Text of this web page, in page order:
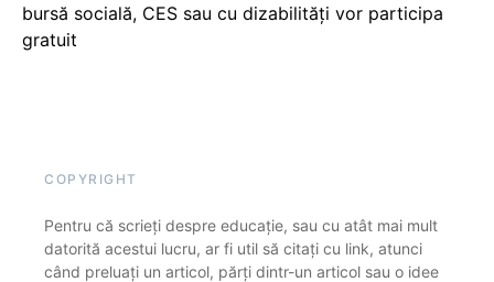
bursă socială, CES sau cu dizabilităţi vor participa
gratuit
COPYRIGHT
Pentru că scrieți despre educație, sau cu atât mai mult
datorită acestui lucru, ar fi util să citați cu link, atunci
când preluați un articol, părți dintr-un articol sau o idee